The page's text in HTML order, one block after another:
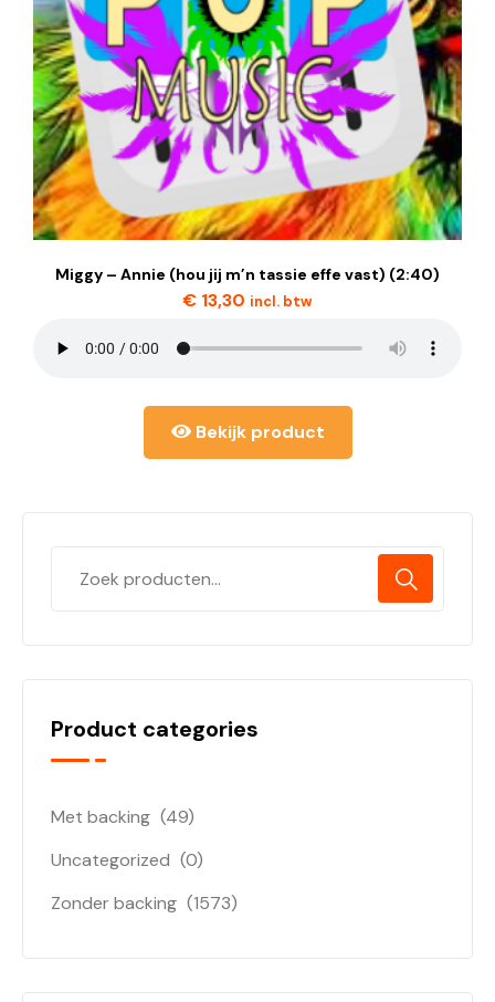
Miggy – Annie (hou jij m’n tassie effe vast) (2:40)
€ 13,30 incl. btw
Bekijk product
Product categories
Met backing (49)
Uncategorized (0)
Zonder backing (1573)